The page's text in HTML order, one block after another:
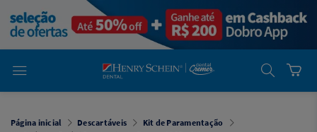
Dental
Cremer -
Henry Schein
Laboratório
Laboratório
Cremer -
Página inicial Descartáveis
Kit de Paramentação